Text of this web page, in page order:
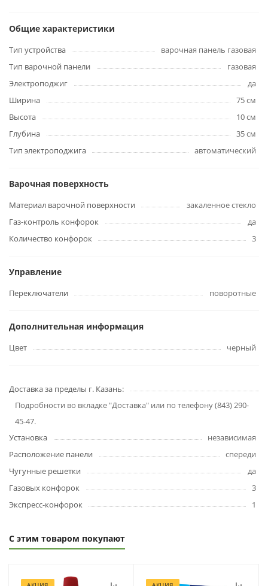
Общие характеристики
Тип устройства
варочная панель газовая
Тип варочной панели
газовая
Электроподжиг
да
Ширина
75 см
Высота
10 см
Глубина
35 см
Тип электроподжига
автоматический
Варочная поверхность
Материал варочной поверхности
закаленное стекло
Газ-контроль конфорок
да
Количество конфорок
3
Управление
Переключатели поворотные
Дополнительная информация
Цвет черный
Доставка за пределы г. Казань:
Подробности во вкладке "Доставка" или по телефону (843) 290-
45-47.
Установка
независимая
Расположение панели
спереди
Чугунные решетки
да
Газовых конфорок
3
Экспресс-конфорок
1
С этим товаром покупают